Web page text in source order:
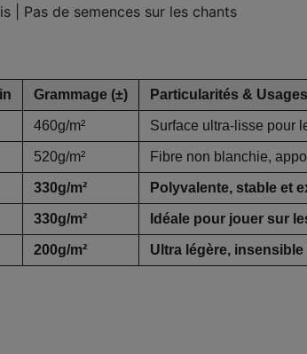
| Pas de semences sur les chants
Grammage (±) Particularités & Usages
460g/m² Surface ultra-lisse pour
520g/m² Fibre non blanchie,
330g/m² Polyvalente, stable et
330g/m² Idéale pour jouer sur
200g/m² Ultra légère,